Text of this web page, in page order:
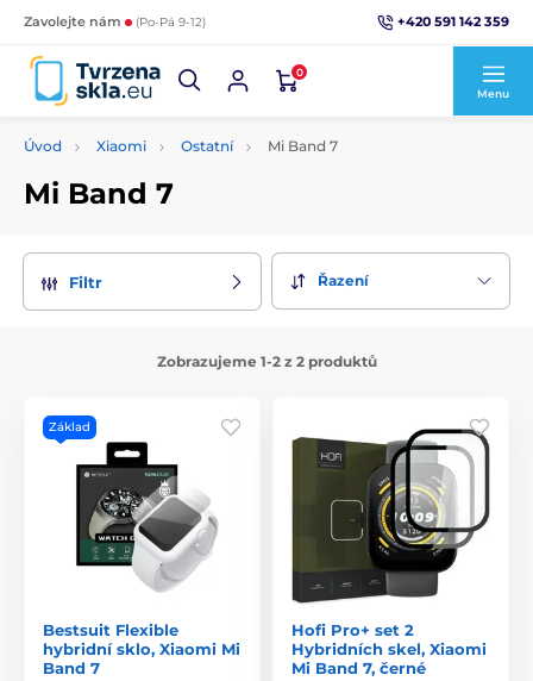
Zavolejte nám (Po-Pá 9-12) +420 591 142 359
0
Menu
Úvod Xiaomi Ostatní Mi Band 7
Mi Band 7
Filtr Řazení
Zobrazujeme 1-2 z 2 produktů
Základ
Bestsuit Flexible
hybridní sklo, Xiaomi Mi
Band 7
Hofi Pro+ set 2
Hybridních skel, Xiaomi
Mi Band 7, černé